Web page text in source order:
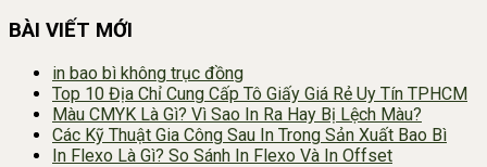
BÀI VIẾT MỚI
in bao bì không trục đồng
Top 10 Địa Chỉ Cung Cấp Tô Giấy Giá Rẻ Uy Tín TPHCM
Màu CMYK Là Gì? Vì Sao In Ra Hay Bị Lệch Màu?
Các Kỹ Thuật Gia Công Sau In Trong Sản Xuất Bao Bì
In Flexo Là Gì? So Sánh In Flexo Và In Offset